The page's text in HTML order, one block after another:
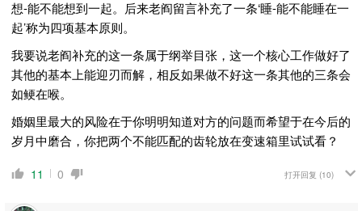
想-能不能想到一起。后来老阎留言补充了一条‘睡-能不能睡在一
起’称为四项基本原则。
我要说老阎补充的这一条属于纲举目张，这一个核心工作做好了
其他的基本上能迎刃而解，相反如果做不好这一条其他的三条会
如鲠在喉。
婚姻里最大的风险在于你明明知道对方的问题而希望于在今后的
岁月中磨合，你把两个不能匹配的齿轮放在变速箱里试试看？
11 0 打开回复 (10)